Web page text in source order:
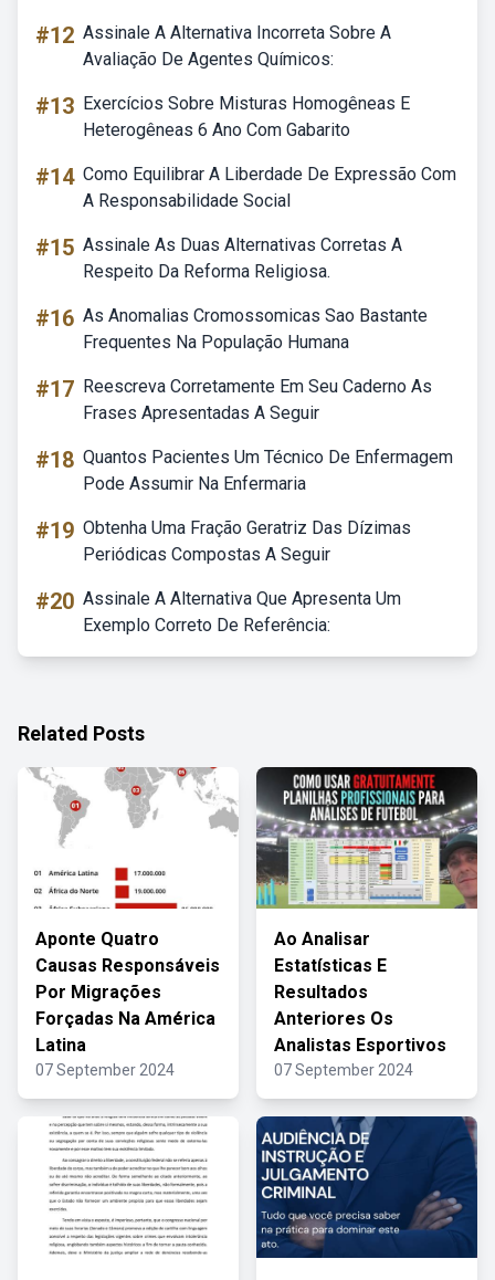
#12 Assinale A Alternativa Incorreta Sobre A
Avaliação De Agentes Químicos:
#13 Exercícios Sobre Misturas Homogêneas E
Heterogêneas 6 Ano Com Gabarito
#14 Como Equilibrar A Liberdade De Expressão Com
A Responsabilidade Social
#15 Assinale As Duas Alternativas Corretas A
Respeito Da Reforma Religiosa.
#16 As Anomalias Cromossomicas Sao Bastante
Frequentes Na População Humana
#17 Reescreva Corretamente Em Seu Caderno As
Frases Apresentadas A Seguir
#18 Quantos Pacientes Um Técnico De Enfermagem
Pode Assumir Na Enfermaria
#19 Obtenha Uma Fração Geratriz Das Dízimas
Periódicas Compostas A Seguir
#20 Assinale A Alternativa Que Apresenta Um
Exemplo Correto De Referência:
Related Posts
Aponte Quatro
Causas Responsáveis
Por Migrações
Forçadas Na América
Latina
07 September 2024
Ao Analisar
Estatísticas E
Resultados
Anteriores Os
Analistas Esportivos
07 September 2024